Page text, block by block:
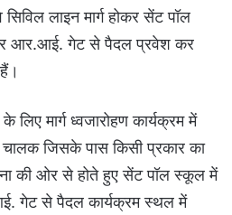
सिविल लाइन मार्ग होकर सेंट पॉल
आर.आई. गेट से पैदल प्रवेश कर
लिए मार्ग ध्वजारोहण कार्यक्रम में
जिसके पास किसी प्रकार का
की ओर से होते हुए सेंट पॉल स्कूल में
गेट से पैदल कार्यक्रम स्थल में